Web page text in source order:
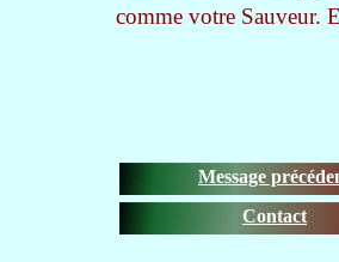
comme votre Sauveur.
Message
Contact